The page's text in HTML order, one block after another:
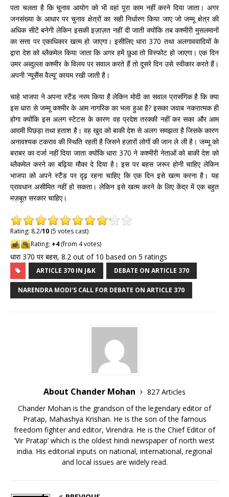
पता चलता है कि चुनाव आयोग को भी वहां पूरा काम नहीं करने दिया जाता। अगर
जनसंख्या के आधार पर चुनाव क्षेत्रों का सही निर्धारण किया जाए जो जम्मू क्षेत्र की
अधिक सीटें बनेगी लेकिन इसकी इज़ाज़त नहीं दी जाती क्योंकि तब कश्मीरी मुसलमानों
का सत्ता पर एकाधिकार खत्म हो जाएगा। इसीलिए धारा 370 तथा अलगाववादियों के
द्वारा देश को ब्लैकमेल किया जाता कि अगर हमें छुआ तो विस्फोट हो जाएगा। एक दिन
उमर अब्दुल्ला कश्मीर के विलय पर सवाल करते हैं तो दूसरे दिन उसे स्वीकार करते हैं।
अपनी ‘न्यूसैंस वैल्यू’ कायम रखी जाती है।
चाहे भाजपा ने अपना स्टैंड नरम किया है लेकिन मोदी का सवाल प्रासंगिक है कि क्या
इस धारा से जम्मू कश्मीर के आम नागरिक का भला हुआ है? इसका जवाब नकरात्मक ही
होगा क्योंकि इस अलग स्टेटस के कारण वह प्रदेश तरक्की नहीं कर सका और आम
आदमी पिछड़ा तथा हताश है। वह खुद को बाकी देश से अलग समझता है जिसके कारण
अनावश्यक टकराव की स्थिति रहती है जिसने हज़ारों लोगों की जान ले ली है। जम्मू को
बराबर का दर्जा नहीं दिया जाता क्योंकि धारा 370 ने कश्मीरी नेताओं को बाकी देश को
ब्लैकमेल करने का बढ़िया मौका दे दिया है। इस पर बहस जरूर होनी चाहिए लेकिन
भाजपा को अपने स्टैंड पर दृढ़ रहना चाहिए कि एक दिन इसे खत्म करना है। यह
प्रावधान असीमित नहीं हो सकता। लेकिन इसे खत्म करने के लिए केंद्र में एक बहुत
मज़बूत सरकार चाहिए।
Rating: 8.2/10 (5 votes cast)
Rating: +4 (from 4 votes)
धारा 370 पर बहस, 8.2 out of 10 based on 5 ratings
ARTICLE 370 IN J&K DEBATE ON ARTICLE 370
NARENDRA MODI'S CALL FOR DEBATE ON ARTICLE 370
About Chander Mohan
827 Articles
Chander Mohan is the grandson of the legendary editor of
Pratap, Mahashya Krishan. He is the son of the famous
freedom fighter and editor, Virendra. He is the Chief Editor of
‘Vir Pratap’ which is the oldest hindi newspaper of north west
india. His editorial inputs on national, international, regional
and local issues are widely read.